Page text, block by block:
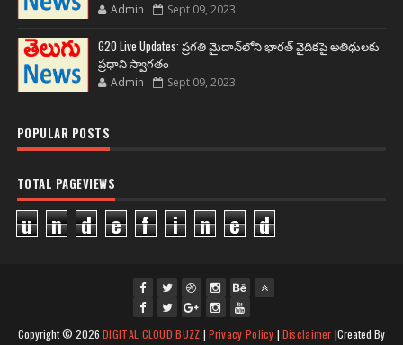
Admin Sept 09, 2023
G20 Live Updates: ప్రగతి మైదాన్‌లోని భారత్ వైదికపై అతిథులకు
ప్రధాని స్వాగతం
Admin Sept 09, 2023
POPULAR POSTS
TOTAL PAGEVIEWS
u n d e f i n e d
fac twi
gpl ins
you
Copyright ©2026DIGITAL CLOUD BUZZ | Privacy Policy | Disclaimer |Created By